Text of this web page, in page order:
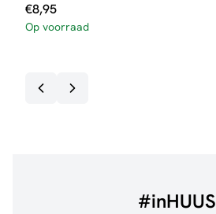
€8,95
Op voorraad
#inHUUS